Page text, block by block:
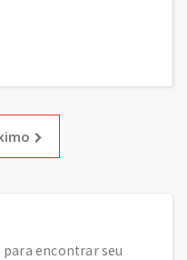
encontrar seu